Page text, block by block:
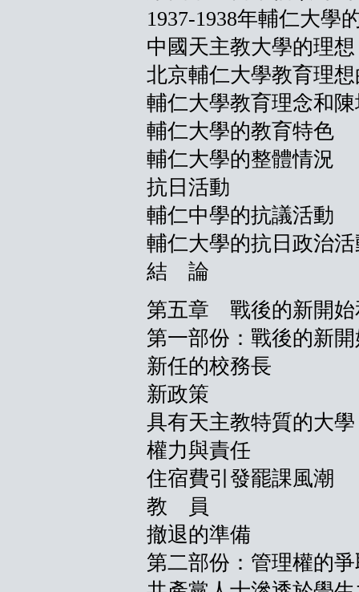
1937-1938年輔仁大學
中國天主教大學的理想
北京輔仁大學教育理
輔仁大學教育理念和
輔仁大學的教育特色
輔仁大學的整體情況
抗日活動
輔仁中學的抗議活動
輔仁大學的抗日政治活
結 論
第五章 戰後的新開始
第一部份：戰後的新
新任的校務長
新政策
具有天主教特質的大學
權力與責任
住宿費引發罷課風潮
教 員
撤退的準備
第二部份：管理權的